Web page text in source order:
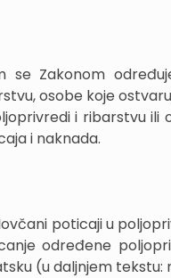
se Zakonom
osobe koje
i ribarstvu ili
i naknada.
poticaji u
određene
(u daljnjem tekstu: